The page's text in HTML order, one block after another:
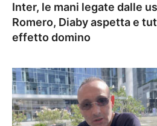
Inter, le mani legate dalle
Romero, Diaby aspetta e
effetto domino